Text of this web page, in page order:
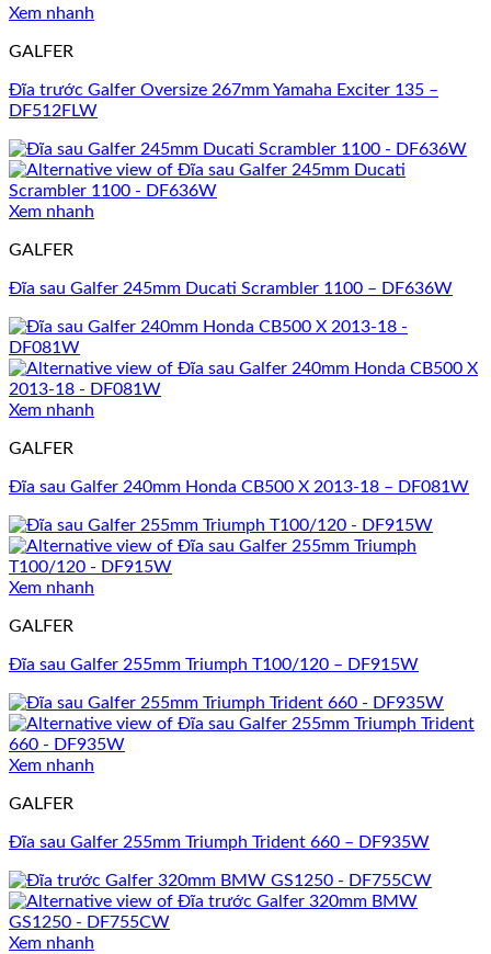
Xem nhanh
GALFER
Đĩa trước Galfer Oversize 267mm Yamaha Exciter 135 –
DF512FLW
Xem nhanh
GALFER
Đĩa sau Galfer 245mm Ducati Scrambler 1100 – DF636W
Xem nhanh
GALFER
Đĩa sau Galfer 240mm Honda CB500 X 2013-18 – DF081W
Xem nhanh
GALFER
Đĩa sau Galfer 255mm Triumph T100/120 – DF915W
Xem nhanh
GALFER
Đĩa sau Galfer 255mm Triumph Trident 660 – DF935W
Xem nhanh